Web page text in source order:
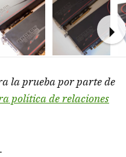
la prueba por parte de
política de relaciones
.